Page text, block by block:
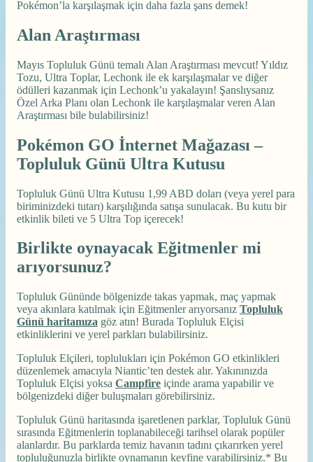
Pokémon’la karşılaşmak için daha fazla şans demek!
Alan Araştırması
Mayıs Topluluk Günü temalı Alan Araştırması mevcut! Yıldız
Tozu, Ultra Toplar, Lechonk ile ek karşılaşmalar ve diğer
ödülleri kazanmak için Lechonk’u yakalayın! Şanslıysanız
Özel Arka Planı olan Lechonk ile karşılaşmalar veren Alan
Araştırması bile bulabilirsiniz!
Pokémon GO İnternet Mağazası –
Topluluk Günü Ultra Kutusu
Topluluk Günü Ultra Kutusu 1,99 ABD doları (veya yerel para
biriminizdeki tutarı) karşılığında satışa sunulacak. Bu kutu bir
etkinlik bileti ve 5 Ultra Top içerecek!
Birlikte oynayacak Eğitmenler mi
arıyorsunuz?
Topluluk Gününde bölgenizde takas yapmak, maç yapmak
veya akınlara katılmak için Eğitmenler arıyorsanız Topluluk
Günü haritamıza göz atın! Burada Topluluk Elçisi
etkinliklerini ve yerel parkları bulabilirsiniz.
Topluluk Elçileri, toplulukları için Pokémon GO etkinlikleri
düzenlemek amacıyla Niantic’ten destek alır. Yakınınızda
Topluluk Elçisi yoksa Campfire içinde arama yapabilir ve
bölgenizdeki diğer buluşmaları görebilirsiniz.
Topluluk Günü haritasında işaretlenen parklar, Topluluk Günü
sırasında Eğitmenlerin toplanabileceği tarihsel olarak popüler
alanlardır. Bu parklarda temiz havanın tadını çıkarırken yerel
topluluğunuzla birlikte oynamanın keyfine varabilirsiniz.* Bu